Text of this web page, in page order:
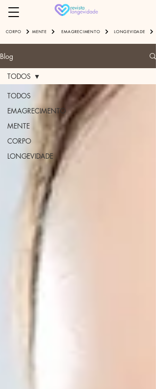
CORPO MENTE EMAGRECIMENTO LONGEVIDADE
Blog
TODOS
EMAGRECIMENTO
MENTE
CORPO
LONGEVIDADE
TODOS